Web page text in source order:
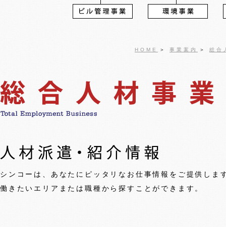
HOME ＞ 事業案内 ＞ 総合
シンコーは、あなたにピッタリなお仕事情報をご提供しま
働きたいエリアまたは職種から探すことができます。